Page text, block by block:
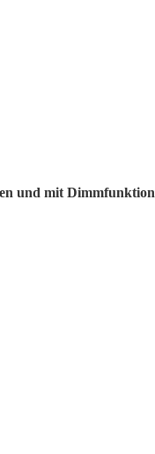
und mit Dimmfunktion